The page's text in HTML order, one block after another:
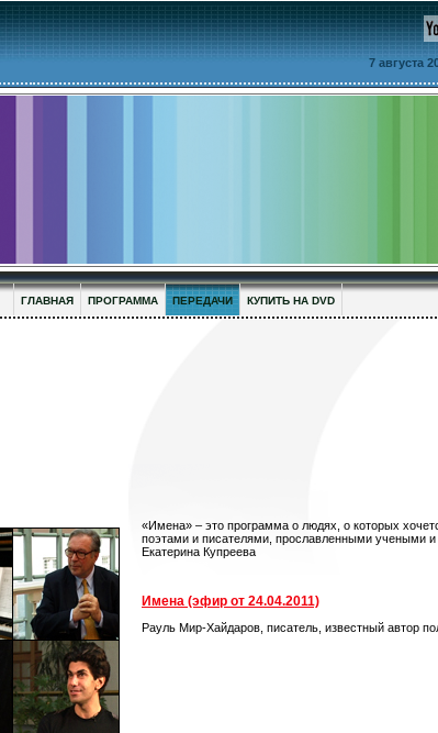
7 августа
ГЛАВНАЯ ПРОГРАММА ПЕРЕДАЧИ КУПИТЬ НА DVD
«Имена» – это программа о людях, о которых
поэтами и писателями, прославленными учеными
Екатерина Купреева
Имена (эфир от 24.04.2011)
Рауль Мир-Хайдаров, писатель, известный автор